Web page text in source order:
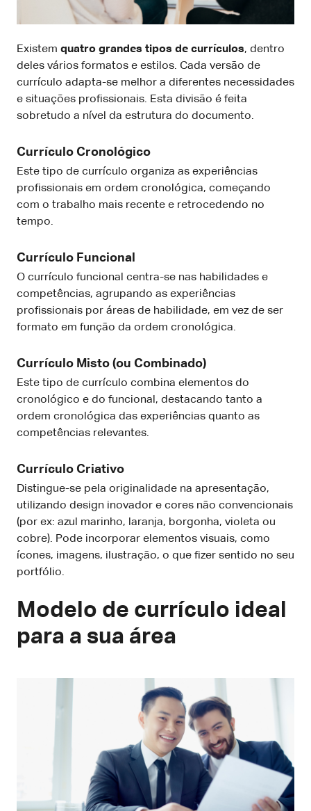
Existem quatro grandes tipos de currículos, dentro
deles vários formatos e estilos. Cada versão de
currículo adapta-se melhor a diferentes necessidades
e situações profissionais. Esta divisão é feita
sobretudo a nível da estrutura do documento.
Currículo Cronológico
Este tipo de currículo organiza as experiências
profissionais em ordem cronológica, começando
com o trabalho mais recente e retrocedendo no
tempo.
Currículo Funcional
O currículo funcional centra-se nas habilidades e
competências, agrupando as experiências
profissionais por áreas de habilidade, em vez de ser
formato em função da ordem cronológica.
Currículo Misto (ou Combinado)
Este tipo de currículo combina elementos do
cronológico e do funcional, destacando tanto a
ordem cronológica das experiências quanto as
competências relevantes.
Currículo Criativo
Distingue-se pela originalidade na apresentação,
utilizando design inovador e cores não convencionais
(por ex: azul marinho, laranja, borgonha, violeta ou
cobre). Pode incorporar elementos visuais, como
ícones, imagens, ilustração, o que fizer sentido no seu
portfólio.
Modelo de currículo ideal
para a sua área